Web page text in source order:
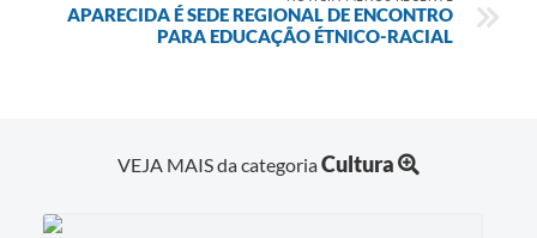
APARECIDA É SEDE REGIONAL DE ENCONTRO
PARA EDUCAÇÃO ÉTNICO-RACIAL
VEJA MAIS da categoriaCultura